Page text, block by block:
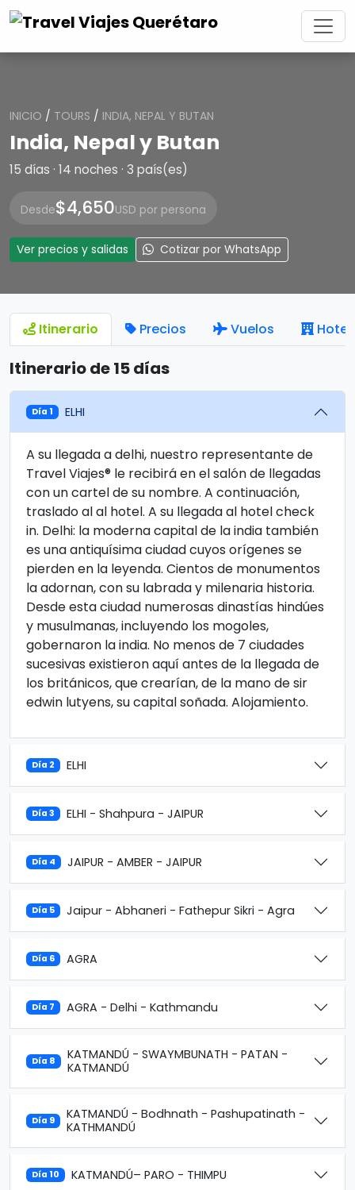
INICIO / TOURS / INDIA, NEPAL Y BUTAN
India, Nepal y Butan
15 días · 14 noches · 3 país(es)
Desde$4,650USD por persona
Ver precios y salidas Cotizar por WhatsApp
Itinerario Precios Vuelos
Itinerario de 15 días
Día 1 ELHI
A su llegada a delhi, nuestro representante de
Travel Viajes® le recibirá en el salón de llegadas
con un cartel de su nombre. A continuación,
traslado al al hotel. A su llegada al hotel check
in. Delhi: la moderna capital de la india también
es una antiquísima ciudad cuyos orígenes se
pierden en la leyenda. Cientos de monumentos
la adornan, con su labrada y milenaria historia.
Desde esta ciudad numerosas dinastías hindúes
y musulmanas, incluyendo los mogoles,
gobernaron la india. No menos de 7 ciudades
sucesivas existieron aquí antes de la llegada de
los británicos, que crearían, de la mano de sir
edwin lutyens, su capital soñada. Alojamiento.
Día 2 ELHI
Día 3 ELHI - Shahpura - JAIPUR
Día 4 JAIPUR - AMBER - JAIPUR
Día 5 Jaipur - Abhaneri - Fathepur Sikri - Agra
Día 6 AGRA
Día 7 AGRA - Delhi - Kathmandu
Día 8
KATMANDÚ - SWAYMBUNATH - PATAN -
KATMANDÚ
Día 9
KATMANDÚ - Bodhnath - Pashupatinath -
KATHMANDÚ
Día 10 KATMANDÚ– PARO - THIMPU